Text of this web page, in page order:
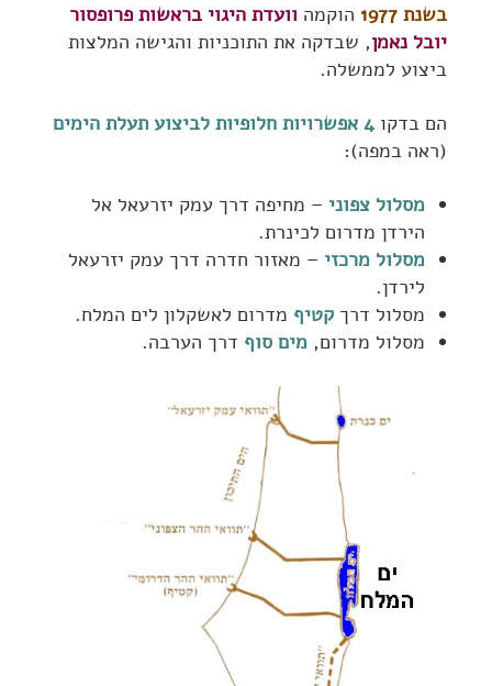
בשנת 1977 הוקמה וועדת היגוי בראשות פרופסור
יובל נאמן, שבדקה את התוכניות והגישה המלצות
ביצוע לממשלה.
הם בדקו
(ראה במפה):
מסלול צפוני – מחיפה דרך עמק יזרעאל אל
הירדן מדרום לכינרת.
מסלול מרכזי – מאזור חדרה דרך עמק יזרעאל
לירדן.
מסלול דרך קטיף מדרום לאשקלון לים המלח.
מסלול מדרום, מים סוף דרך הערבה.